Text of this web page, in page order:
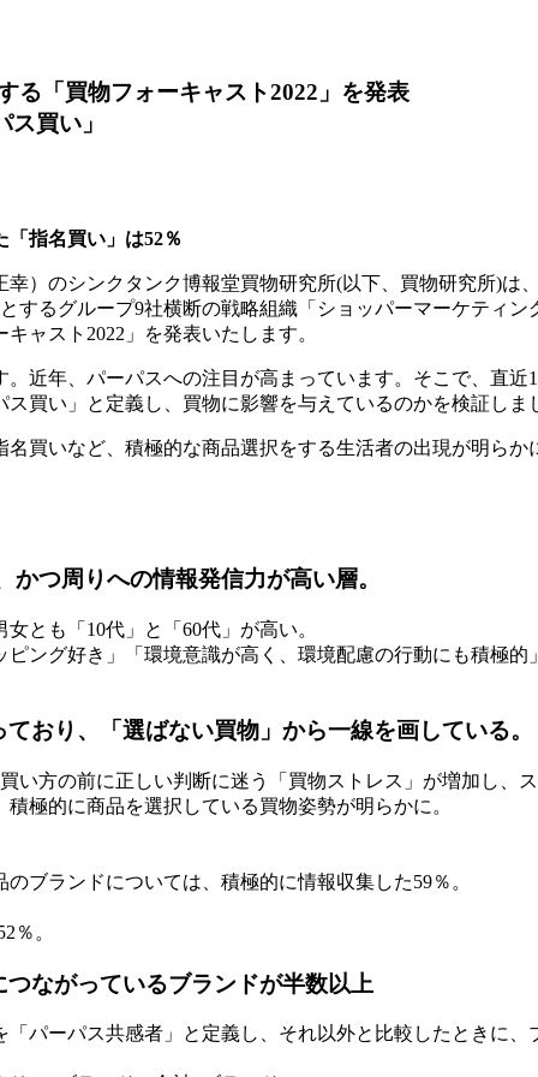
る「買物フォーキャスト2022」を発表
買い」
指名買い」は52％
）のシンクタンク博報堂買物研究所(以下、買物研究所)は
するグループ9社横断の戦略組織「ショッパーマーケティ
ャスト2022」を発表いたします。
近年、パーパスへの注目が高まっています。そこで、直
買い」と定義し、買物に影響を与えているのかを検証しま
買いなど、積極的な商品選択をする生活者の出現が明ら
つ周りへの情報発信力が高い層。
とも「10代」と「60代」が高い。
ング好き」「環境意識が高く、環境配慮の行動にも積極
おり、「選ばない買物」から一線を画している。
い方の前に正しい判断に迷う「買物ストレス」が増加し、
極的に商品を選択している買物姿勢が明らかに。
ブランドについては、積極的に情報収集した59％。
％。
ながっているブランドが半数以上
パーパス共感者」と定義し、それ以外と比較したときに